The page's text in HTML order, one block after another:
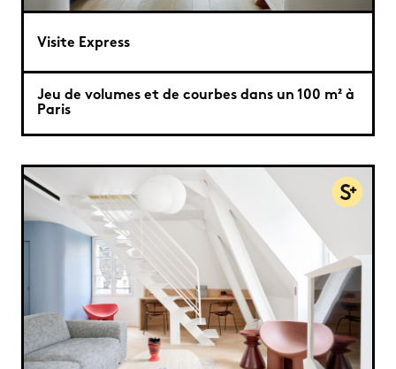
Visite Express
Jeu de volumes et de courbes dans un 100 m² à
Paris